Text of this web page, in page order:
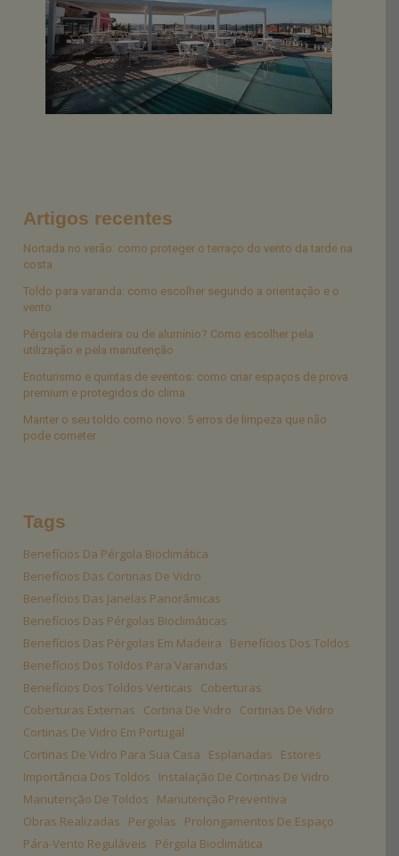
Artigos recentes
Nortada no verão: como proteger o terraço do vento da tarde na
costa
Toldo para varanda: como escolher segundo a orientação e o
vento
Pérgola de madeira ou de alumínio? Como escolher pela
utilização e pela manutenção
Enoturismo e quintas de eventos: como criar espaços de prova
premium e protegidos do clima
Manter o seu toldo como novo: 5 erros de limpeza que não
pode cometer
Tags
Benefícios Da Pérgola Bioclimática
Benefícios Das Cortinas De Vidro
Benefícios Das Janelas Panorâmicas
Benefícios Das Pérgolas Bioclimáticas
Benefícios Das Pérgolas Em Madeira
Benefícios Dos Toldos
Benefícios Dos Toldos Para Varandas
Benefícios Dos Toldos Verticais
Coberturas
Coberturas Externas
Cortina De Vidro
Cortinas De Vidro
Cortinas De Vidro Em Portugal
Cortinas De Vidro Para Sua Casa
Esplanadas
Estores
Importância Dos Toldos
Instalação De Cortinas De Vidro
Manutenção De Toldos
Manutenção Preventiva
Obras Realizadas
Pergolas
Prolongamentos De Espaço
Pára-Vento Reguláveis
Pérgola Bioclimática